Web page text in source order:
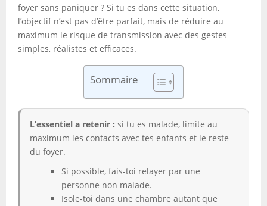
foyer sans paniquer ? Si tu es dans cette situation,
l’objectif n’est pas d’être parfait, mais de réduire au
maximum le risque de transmission avec des gestes
simples, réalistes et efficaces.
Sommaire
L’essentiel a retenir : si tu es malade, limite au
maximum les contacts avec tes enfants et le reste
du foyer.
Si possible, fais-toi relayer par une
personne non malade.
Isole-toi dans une chambre autant que